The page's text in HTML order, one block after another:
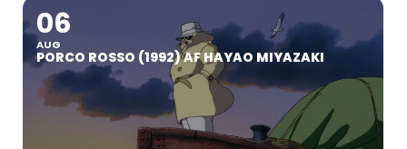
06
AUG
PORCO ROSSO (1992) AF HAYAO MIYAZAKI